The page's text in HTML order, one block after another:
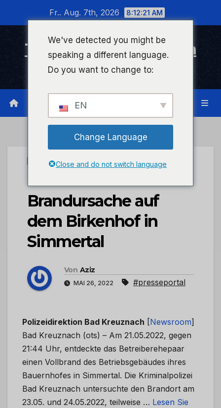
wechseln
Fr.. Aug. 7th, 2026 8:12:21 AM
Timeline Bad Kreuznach
Infonetzwerk für Bad Kreuznach
PRESSEPORTAL
POL-PDKH:
Brandursache auf
dem Birkenhof in
Simmertal
Von Aziz
MAI 26, 2022 #presseportal
Polizeidirektion Bad Kreuznach [Newsroom]
Bad Kreuznach (ots) – Am 21.05.2022, gegen
21:44 Uhr, entdeckte das Betreiberehepaar
einen Vollbrand des Betriebsgebäudes ihres
Bauernhofes in Simmertal. Die Kriminalpolizei
Bad Kreuznach untersuchte den Brandort am
23.05. und 24.05.2022, teilweise … Lesen Sie
We've detected you might be
speaking a different language.
Do you want to change to:
EN
Change Language
Close and do not switch language